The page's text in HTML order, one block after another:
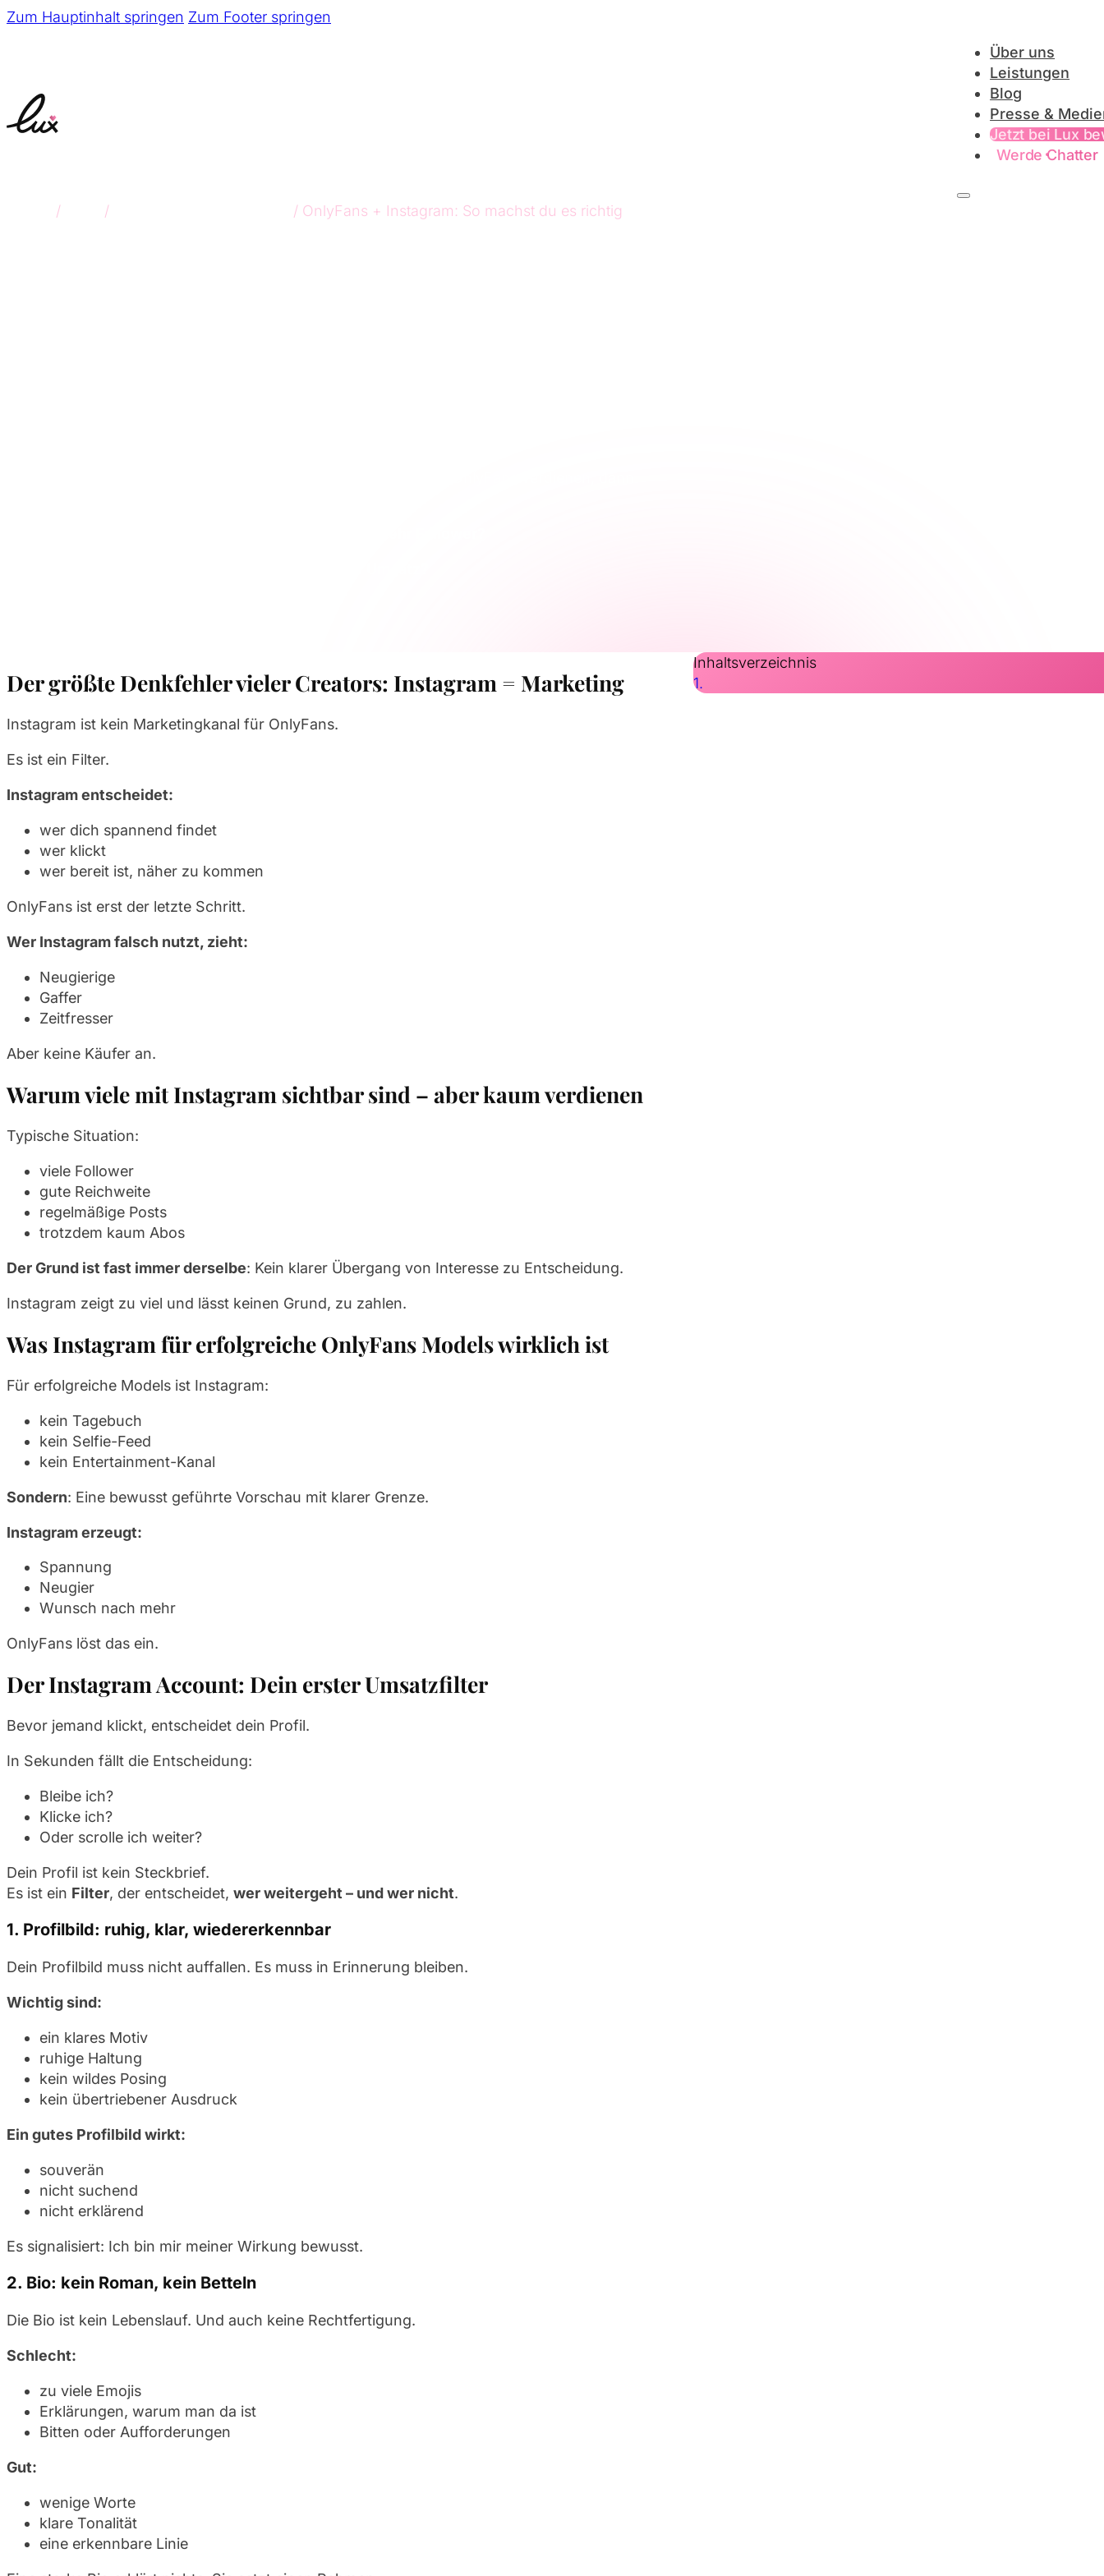
Zum Hauptinhalt springen Zum Footer springen
Über uns
Leistungen
Blog
Presse &
Jetzt bei Lux
Werde Chatter
OnlyFans + Instagram: So machst du es richtig
Der größte Denkfehler vieler Creators: Instagram = Marketing
Instagram ist kein Marketingkanal für OnlyFans.
Es ist ein Filter.
Instagram entscheidet:
wer dich spannend findet
wer klickt
wer bereit ist, näher zu kommen
OnlyFans ist erst der letzte Schritt.
Wer Instagram falsch nutzt, zieht:
Neugierige
Gaffer
Zeitfresser
Aber keine Käufer an.
Warum viele mit Instagram sichtbar sind – aber kaum verdienen
Typische Situation:
viele Follower
gute Reichweite
regelmäßige Posts
trotzdem kaum Abos
Der Grund ist fast immer derselbe: Kein klarer Übergang von Interesse zu Entscheidung.
Instagram zeigt zu viel und lässt keinen Grund, zu zahlen.
Was Instagram für erfolgreiche OnlyFans Models wirklich ist
Für erfolgreiche Models ist Instagram:
kein Tagebuch
kein Selfie-Feed
kein Entertainment-Kanal
Sondern: Eine bewusst geführte Vorschau mit klarer Grenze.
Instagram erzeugt:
Spannung
Neugier
Wunsch nach mehr
OnlyFans löst das ein.
Der Instagram Account: Dein erster Umsatzfilter
Bevor jemand klickt, entscheidet dein Profil.
In Sekunden fällt die Entscheidung:
Bleibe ich?
Klicke ich?
Oder scrolle ich weiter?
Dein Profil ist kein Steckbrief.
Es ist ein Filter, der entscheidet, wer weitergeht – und wer nicht.
1. Profilbild: ruhig, klar, wiedererkennbar
Dein Profilbild muss nicht auffallen. Es muss in Erinnerung bleiben.
Wichtig sind:
ein klares Motiv
ruhige Haltung
kein wildes Posing
kein übertriebener Ausdruck
Ein gutes Profilbild wirkt:
souverän
nicht suchend
nicht erklärend
Es signalisiert: Ich bin mir meiner Wirkung bewusst.
2. Bio: kein Roman, kein Betteln
Die Bio ist kein Lebenslauf. Und auch keine Rechtfertigung.
Schlecht:
zu viele Emojis
Erklärungen, warum man da ist
Bitten oder Aufforderungen
Gut:
wenige Worte
klare Tonalität
eine erkennbare Linie
Inhaltsverzeichnis